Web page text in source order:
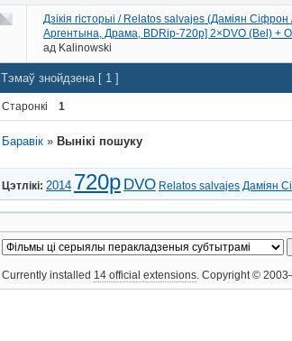
Дзікія гісторыі / Relatos salvajes (Даміян
Аргентына, Драма, BDRip-720p] 2×DVO (Bel) +
ад Kalinowski
Тэмаў знойдзена [ 1 ]
Старонкі 1
Баравік » Вынікі пошуку
Цэтлікі: 2014 720p DVO Relatos salvajes Даміян
Currently installed 14 official extensions. Copyright ©